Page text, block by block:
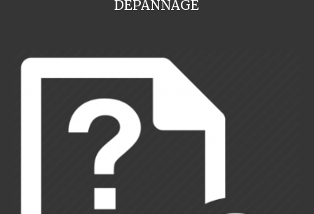
DEPANNAGE